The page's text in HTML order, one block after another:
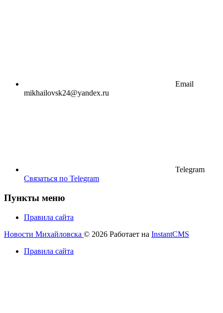
Email
mikhailovsk24@yandex.ru
Telegram
Связаться по Telegram
Пункты меню
Правила сайта
Новости Михайловска © 2026 Работает на InstantCMS
Правила сайта